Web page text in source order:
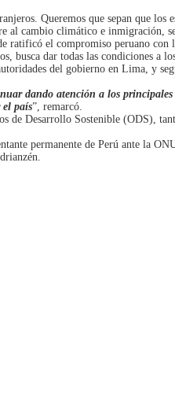
Queremos que sepan que
cambio climático e inmigración,
el compromiso peruano con
busca dar todas las condiciones a
del gobierno en Lima, y
dando atención a los
país”, remarcó.
de Desarrollo Sostenible (ODS),
permanente de Perú ante la